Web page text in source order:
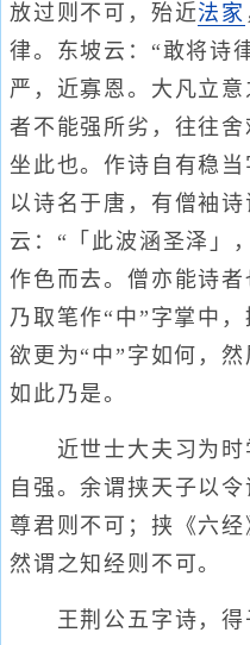
放过则不可，殆近法家
律。东坡云：“敢将诗
严，近寡恩。大凡立
者不能强所劣，往往
坐此也。作诗自有稳
以诗名于唐，有僧袖
云：“「此波涵圣泽」
作色而去。僧亦能诗者
乃取笔作“中”字掌中
欲更为“中”字如何，
如此乃是。
近世士大夫习为时
自强。余谓挟天子以
尊君则不可；挟《六经
然谓之知经则不可。
王荆公五字诗，得